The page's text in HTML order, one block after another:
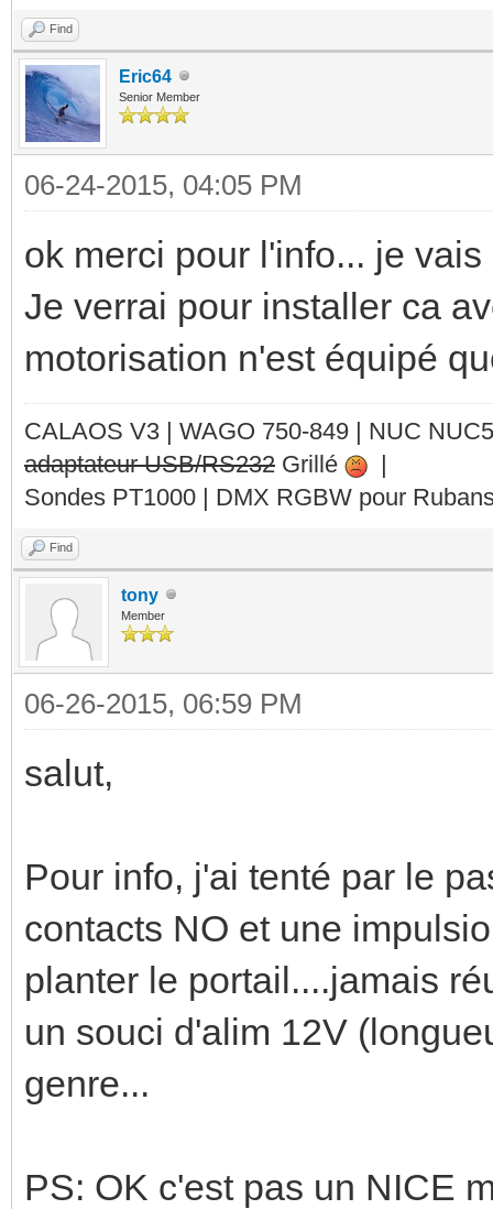
Find
Eric64
Senior Member
06-24-2015, 04:05 PM
ok merci pour l'info... je
Je verrai pour installer ca
motorisation n'est équipé
CALAOS V3 | WAGO 750-849 | NUC
adaptateur USB/RS232 Grillé
|
Sondes PT1000 | DMX RGBW pour
Find
tony
Member
06-26-2015, 06:59 PM
salut,
Pour info, j'ai tenté par le
contacts NO et une
planter le portail....jamais
un souci d'alim 12V
genre...
PS: OK c'est pas un NICE